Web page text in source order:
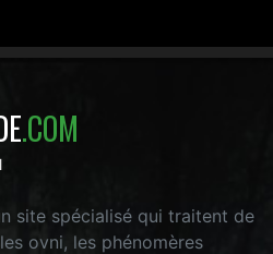
.COM
site spécialisé qui traitent de
ovni, les phénomères